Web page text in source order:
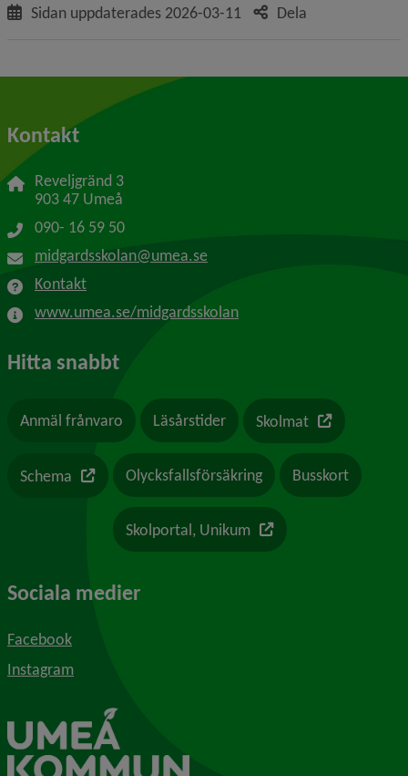
Sidan uppdaterades 2026-03-11 Dela
Kontakt
Reveljgränd 3
903 47 Umeå
090- 16 59 50
midgardsskolan@umea.se
Kontakt
www.umea.se/midgardsskolan
Hitta snabbt
Anmäl frånvaro Läsårstider Skolmat Länk till en
Schema Länk till en annan webbplats
Olycksfallsförsäkring Busskort
Skolportal, Unikum Länk till en annan
Sociala medier
Facebook
Instagram